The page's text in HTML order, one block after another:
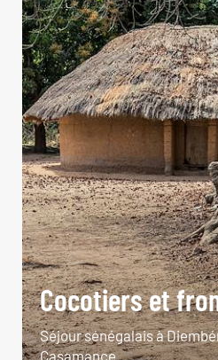
Cocotiers et
Séjour sénégalais à
Casamance.